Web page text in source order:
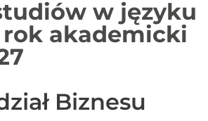
w języku
akademicki
Biznesu